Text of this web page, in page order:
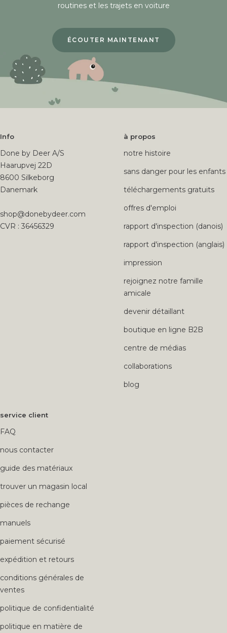
routines et les trajets en voiture
ÉCOUTER MAINTENANT
Info
Done by Deer A/S
Haarupvej 22D
8600 Silkeborg
Danemark
shop@donebydeer.com
CVR : 36456329
à propos
notre histoire
sans danger pour les enfants
téléchargements gratuits
offres d'emploi
rapport d'inspection (danois)
rapport d'inspection (anglais)
impression
rejoignez notre famille
amicale
devenir détaillant
boutique en ligne B2B
centre de médias
collaborations
blog
service client
FAQ
nous contacter
guide des matériaux
trouver un magasin local
pièces de rechange
manuels
paiement sécurisé
expédition et retours
conditions générales de
ventes
politique de confidentialité
politique en matière de